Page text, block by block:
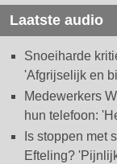
Laatste audio
Snoeiharde
'Afgrijselijk en
Medewerkers
hun telefoon:
Is stoppen met
Efteling?